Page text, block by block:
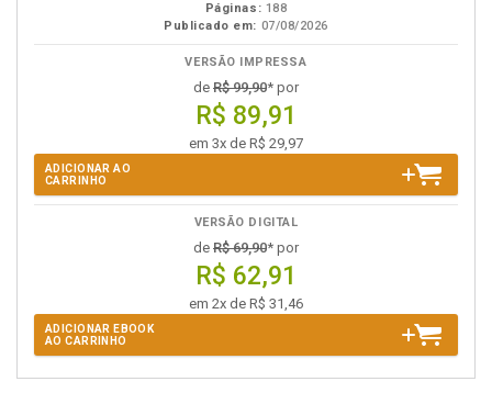
Páginas: 188
Publicado em: 07/08/2026
VERSÃO IMPRESSA
de R$ 99,90* por
R$ 89,91
em 3x de R$ 29,97
ADICIONAR AO
CARRINHO
VERSÃO DIGITAL
de R$ 69,90* por
R$ 62,91
em 2x de R$ 31,46
ADICIONAR EBOOK
AO CARRINHO